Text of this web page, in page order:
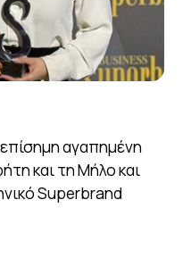
αγαπημένη
και τη Μήλο και
Superbrand